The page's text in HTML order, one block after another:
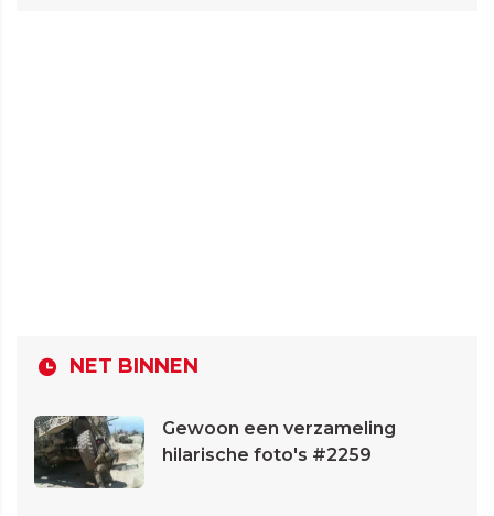
NET BINNEN
Gewoon een verzameling
hilarische foto's #2259